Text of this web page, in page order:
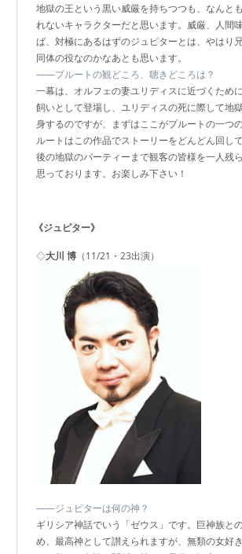
地獄の王という黒い威厳を持ちつつも、なんと
れないキャラクターだと思います。威厳、人間
ば、対極にあるはずのジュピターとは、やはり
同体の役なのかなあとも思います。
――プルートの観どころ、聴きどころは？
一幕は、オルフェの妻ユリディスに近づくため
飼いとして登場し、ユリディスの死に際して地
身するのですが、まずはここがプルートの一つ
ルートはこの作品でストーリーをどんどん回し
後の地獄のパーティーまで観客の皆様を一人残
思っております。お楽しみ下さい！
《ジュピター》
◇大川 博 （11/21・23出演）
――ジュピターは何の神？
ギリシア神話でいう「ゼウス」です。巨神族と
め、最高神として讃えられますが、無類の女好